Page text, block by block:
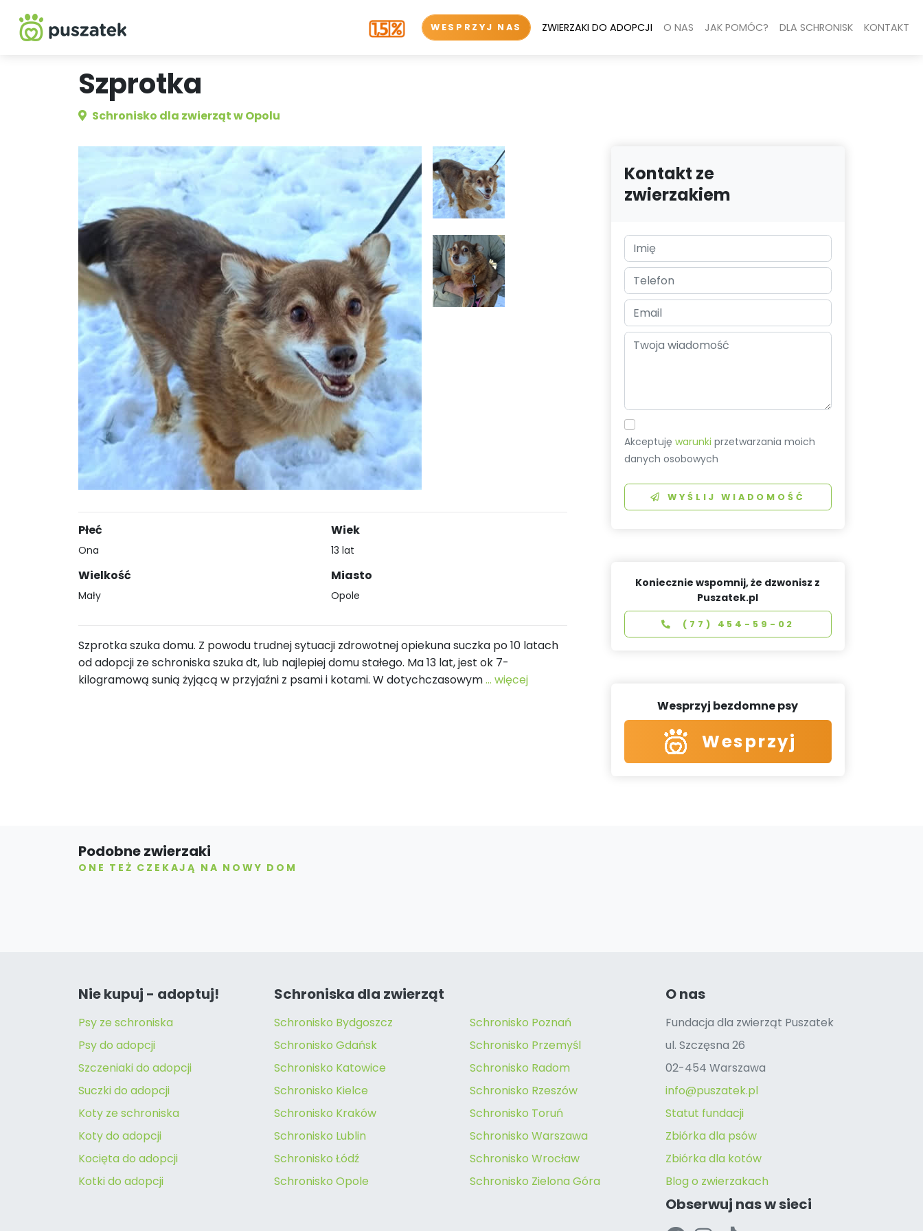
WESPRZYJ NAS ZWIERZAKI DO ADOPCJI O NAS JAK POMÓC? DLA SCHRONISK KONTAKT
Szprotka
Schronisko dla zwierząt w Opolu
Płeć
Ona
Wielkość
Mały
Wiek
13 lat
Miasto
Opole
Szprotka szuka domu. Z powodu trudnej sytuacji zdrowotnej opiekuna suczka po 10 latach
od adopcji ze schroniska szuka dt, lub najlepiej domu stałego. Ma 13 lat, jest ok 7-
kilogramową sunią żyjącą w przyjaźni z psami i kotami. W dotychczasowym... więcej
Kontakt ze
zwierzakiem
Akceptujęwarunki przetwarzania moich
danych osobowych
WYŚLIJ WIADOMOŚĆ
Koniecznie wspomnij, że dzwonisz z
Puszatek.pl
(77) 454-59-02
Wesprzyj bezdomne psy
Wesprzyj
Podobne zwierzaki
ONE TEŻ CZEKAJĄ NA NOWY DOM
Nie kupuj - adoptuj!
Psy ze schroniska
Psy do adopcji
Szczeniaki do adopcji
Suczki do adopcji
Koty ze schroniska
Koty do adopcji
Kocięta do adopcji
Kotki do adopcji
Schroniska dla zwierząt
Schronisko Bydgoszcz
Schronisko Gdańsk
Schronisko Katowice
Schronisko Kielce
Schronisko Kraków
Schronisko Lublin
Schronisko Łódź
Schronisko Opole
Schronisko Poznań
Schronisko Przemyśl
Schronisko Radom
Schronisko Rzeszów
Schronisko Toruń
Schronisko Warszawa
Schronisko Wrocław
Schronisko Zielona Góra
O nas
Fundacja dla zwierząt Puszatek
ul. Szczęsna 26
02-454 Warszawa
info@puszatek.pl
Statut fundacji
Zbiórka dla psów
Zbiórka dla kotów
Blog o zwierzakach
Obserwuj nas w sieci